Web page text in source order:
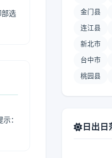
选
：
金门县
连江县
新北市
台中市
桃园县
日出日